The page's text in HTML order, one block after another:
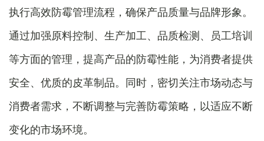
执行高效防霉管理流程，确保产品质量与品牌形象。
通过加强原料控制、生产加工、品质检测、员工培训
等方面的管理，提高产品的防霉性能，为消费者提供
安全、优质的皮革制品。同时，密切关注市场动态与
消费者需求，不断调整与完善防霉策略，以适应不断
变化的市场环境。